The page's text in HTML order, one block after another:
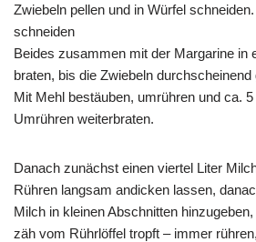
Zwiebeln pellen und in Würfel
schneiden
Beides zusammen mit der Margarine in
braten, bis die Zwiebeln durchscheinend
Mit Mehl bestäuben, umrühren und ca.
Umrühren weiterbraten.
Danach zunächst einen viertel Liter
Rühren langsam andicken lassen,
Milch in kleinen Abschnitten
zäh vom Rührlöffel tropft – immer